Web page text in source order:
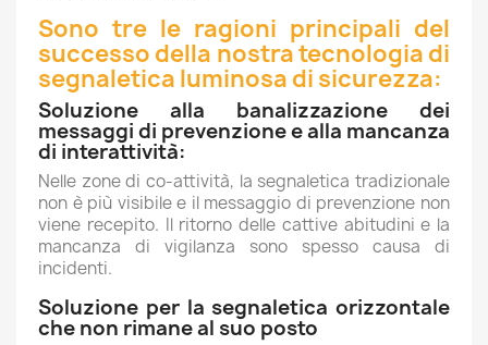
Sono tre le ragioni principali del
successo della nostra tecnologia di
segnaletica luminosa di sicurezza:
Soluzione alla banalizzazione dei
messaggi di prevenzione e alla mancanza
di interattività:
Nelle zone di co-attività, la segnaletica tradizionale
non è più visibile e il messaggio di prevenzione non
viene recepito. Il ritorno delle cattive abitudini e la
mancanza di vigilanza sono spesso causa di
incidenti.
Soluzione per la segnaletica orizzontale
che non rimane al suo posto